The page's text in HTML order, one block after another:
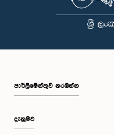
පාර්ලි‌මේන්තුව නරඹන්න
දැනුමට